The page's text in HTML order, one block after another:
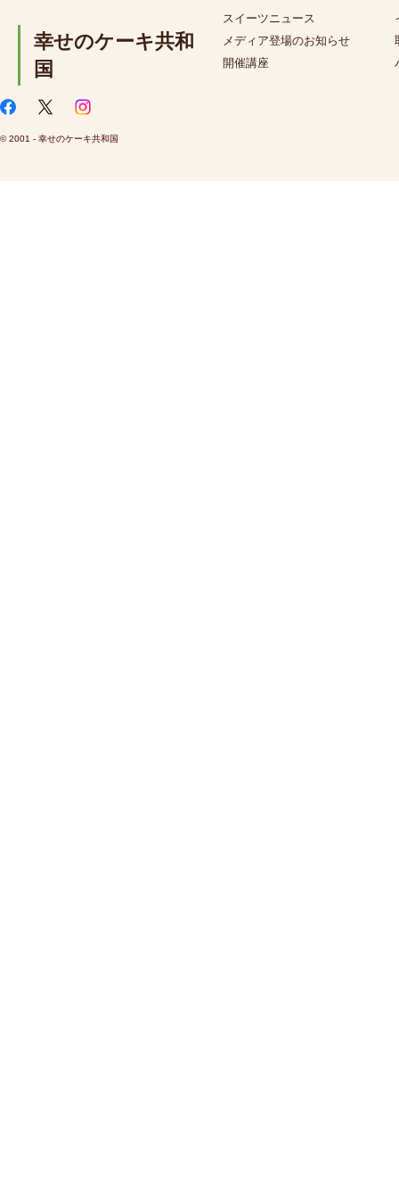
幸せのケーキ共和
国
スイーツニュース
メディア登場のお知らせ
開催講座
© 2001 - 幸せのケーキ共和国